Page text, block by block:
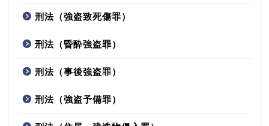
刑法（強盗致死傷罪）
刑法（昏酔強盗罪）
刑法（事後強盗罪）
刑法（強盗予備罪）